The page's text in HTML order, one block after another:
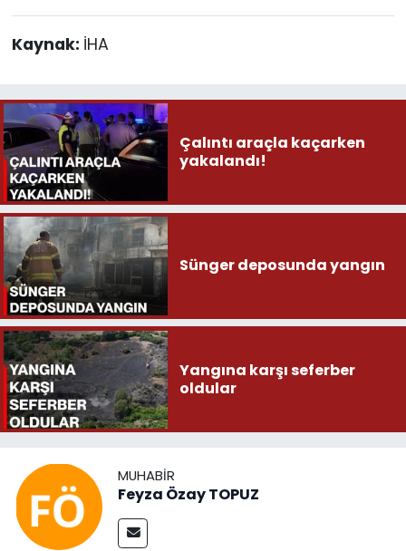
Kaynak: İHA
Çalıntı araçla kaçarken
yakalandı!
Sünger deposunda yangın
Yangına karşı seferber
oldular
MUHABIR
Feyza Özay TOPUZ